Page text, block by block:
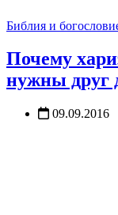
Библия и
Почему
нужны друг
09.09.2016